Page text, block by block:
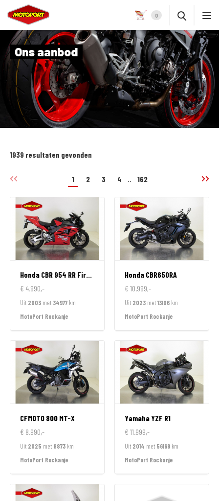
0
Ons aanbod
1939 resultaten gevonden
1 2 3 4 .. 162
Honda CBR 954 RR FireBlade
€ 4.990,-
Uit 2003 met 34977 km
MotoPort Rockanje
Honda CBR650RA
€ 10.999,-
Uit 2023 met13106 km
MotoPort Rockanje
CFMOTO 800 MT-X
€ 8.990,-
Uit 2025 met 8873 km
MotoPort Rockanje
YamahaYZF R1
€ 11.999,-
Uit 2014 met 56169 km
MotoPort Rockanje